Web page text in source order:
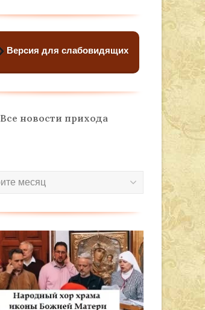
Версия для слабовидящих
Все новости прихода